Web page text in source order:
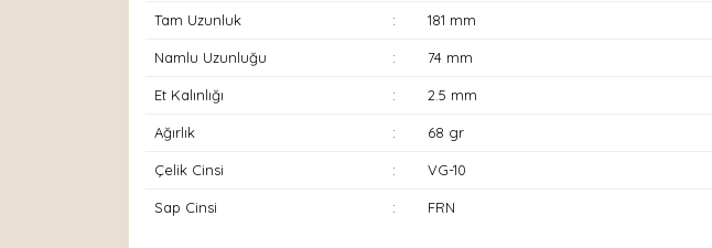
Tam Uzunluk : 181 mm
Namlu Uzunluğu : 74 mm
Et Kalınlığı : 2.5 mm
Ağırlık : 68 gr
Çelik Cinsi : VG-10
Sap Cinsi : FRN